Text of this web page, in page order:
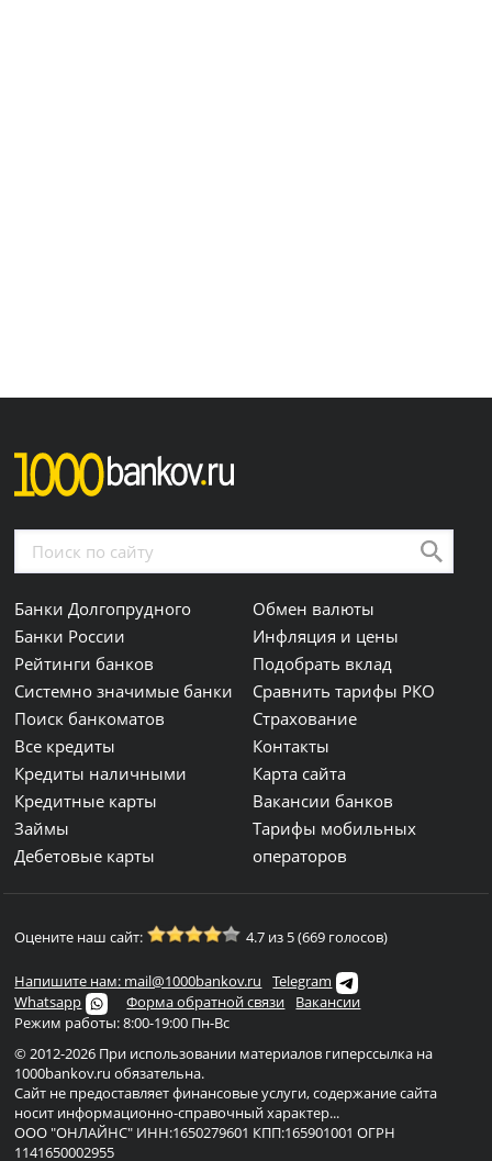
Банки Долгопрудного
Банки России
Рейтинги банков
Системно значимые банки
Поиск банкоматов
Все кредиты
Кредиты наличными
Кредитные карты
Займы
Дебетовые карты
Обмен валюты
Инфляция и цены
Подобрать вклад
Сравнить тарифы РКО
Страхование
Контакты
Карта сайта
Вакансии банков
Тарифы мобильных
операторов
Оцените наш сайт: 4.7 из 5 (669 голосов)
Напишите нам: mail@1000bankov.ru
Telegram
Whatsapp
Форма обратной связи
Вакансии
Режим работы: 8:00-19:00 Пн-Вс
© 2012-2026 При использовании материалов гиперссылка на
1000bankov.ru обязательна.
Сайт не предоставляет финансовые услуги, содержание сайта
носит информационно-справочный характер...
ООО "ОНЛАЙНС" ИНН:1650279601 КПП:165901001 ОГРН
1141650002955